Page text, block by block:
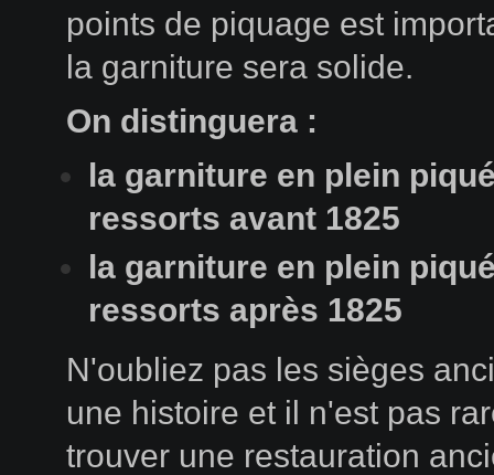
points de piquage est
la garniture sera solide.
On distinguera :
la garniture en plein
ressorts avant 1825
la garniture en plein
ressorts après 1825
N'oubliez pas les sièges
une histoire et il n'est pas
trouver une restauration